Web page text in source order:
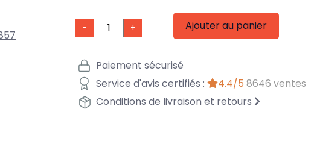
- + Ajouter au panier
Paiement sécurisé
Service d'avis certifiés :
4.4/5 8646 ventes
Conditions de livraison et retours